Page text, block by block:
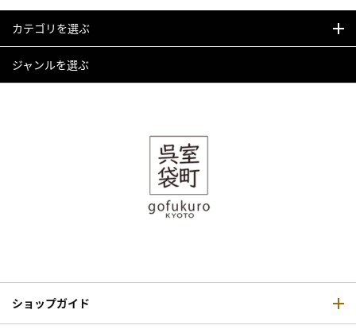
カテゴリを選ぶ
ジャンルを選ぶ
ショップガイド